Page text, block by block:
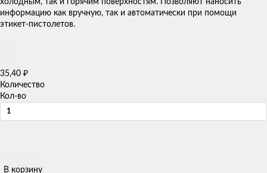
холодным, так и горячим поверхностям. Позволяют наносить
информацию как вручную, так и автоматически при помощи
этикет-пистолетов.
35,40 ₽
Количество
Кол-во
В корзину